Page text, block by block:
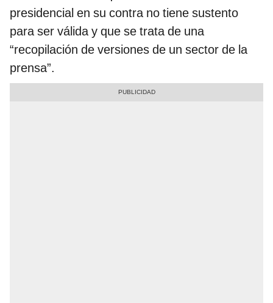
presidencial en su contra no tiene sustento
para ser válida y que se trata de una
“recopilación de versiones de un sector de la
prensa”.